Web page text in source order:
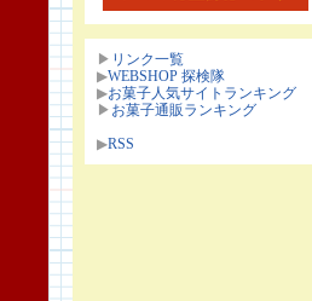
▶ リンク一覧
▶WEBSHOP 探検隊
▶お菓子人気サイトランキング
▶ お菓子通販ランキング
▶RSS